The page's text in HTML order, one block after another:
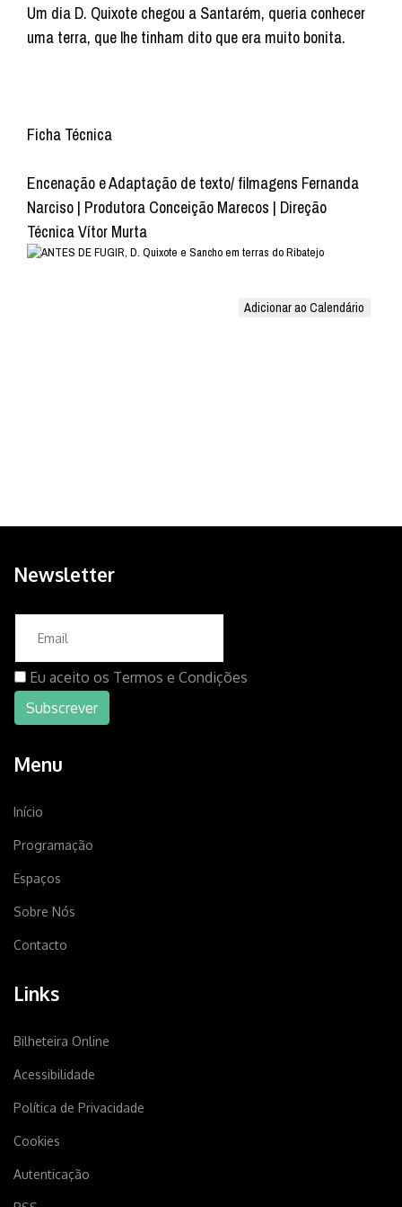
Um dia D. Quixote chegou a Santarém, queria conhecer
uma terra, que lhe tinham dito que era muito bonita.
Ficha Técnica
Encenação e Adaptação de texto/ filmagens Fernanda
Narciso | Produtora Conceição Marecos | Direção
Técnica Vítor Murta
Adicionar ao Calendário
Newsletter
Eu aceito os Termos e Condições
Menu
Início
Programação
Espaços
Sobre Nós
Contacto
Links
Bilheteira Online
Acessibilidade
Política de Privacidade
Cookies
Autenticação